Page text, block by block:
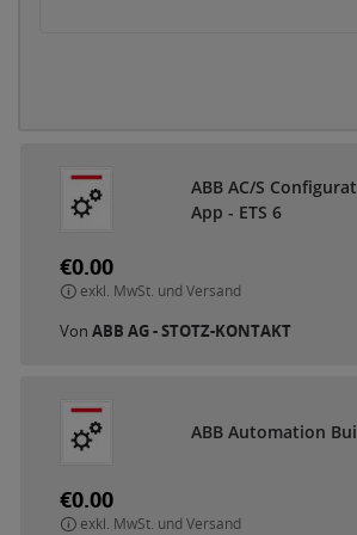
ABB AC/S Configurat
App - ETS 6
€0.00
exkl. MwSt. und Versand
Von ABB AG - STOTZ-KONTAKT
ABB Automation Bui
€0.00
exkl. MwSt. und Versand